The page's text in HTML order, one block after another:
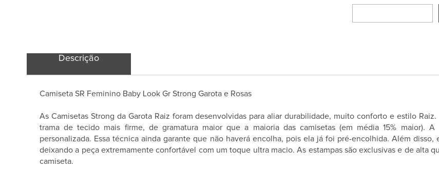
Descrição
Camiseta SR Feminino Baby Look Gr Strong Garota e Rosas
As Camisetas Strong da Garota Raiz foram desenvolvidas para aliar durabilidade, muito conforto e estilo
trama de tecido mais firme, de gramatura maior que a maioria das camisetas (em média 15% maior).
personalizada. Essa técnica ainda garante que não haverá encolha, pois ela já foi pré-encolhida. Além disso,
deixando a peça extremamente confortável com um toque ultra macio. As estampas são exclusivas e de alta
camiseta.